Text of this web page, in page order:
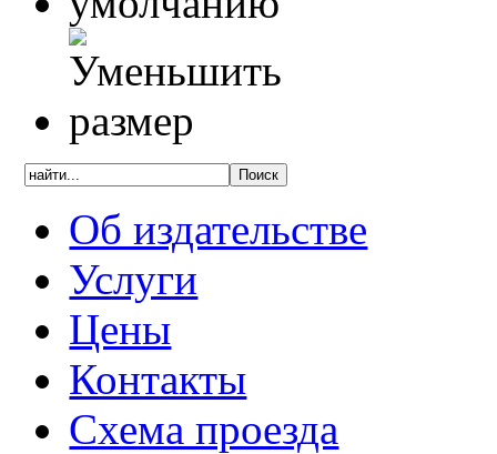
Об издательстве
Услуги
Цены
Контакты
Схема проезда